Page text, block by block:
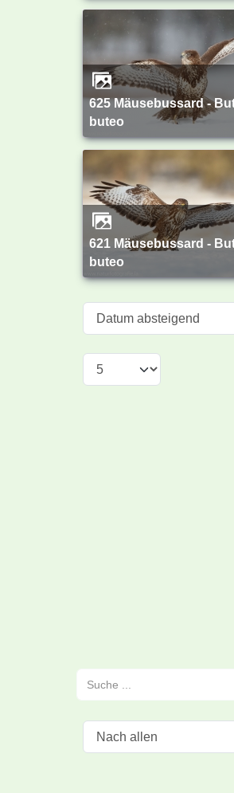
625 Mäusebussard - Buteo
buteo
621 Mäusebussard - Buteo
buteo